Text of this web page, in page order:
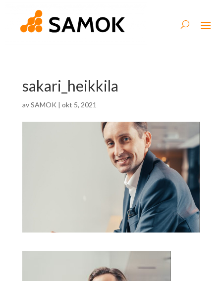
sakari_heikkila
avSAMOK | okt 5, 2021